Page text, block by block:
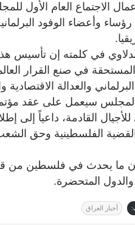
الاجتماع العام الأول
وأعضاء الوفود
في كلمته إن تأسيس
المستحقة في صنع القرار
والعدالة
سيعمل على عقد
القادمة، داعياً إلى
الفلسطينية وحق
ما يحدث في فلسطين من
والدول المتحضرة.
أخبار العراق